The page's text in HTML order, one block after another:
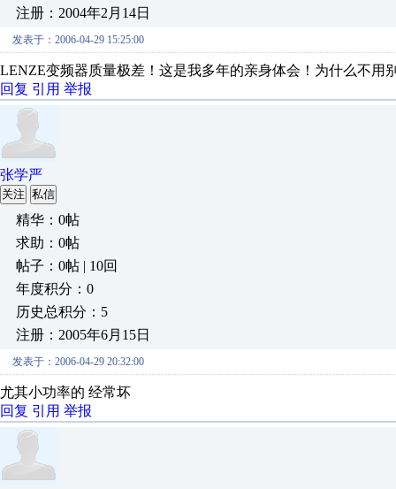
注册：2004年2月14日
发表于：2006-04-29 15:25:00
LENZE变频器质量极差！这是我多年的亲身体会！为什么不用
回复 引用 举报
张学严
关注 私信
精华：0帖
求助：0帖
帖子：0帖 | 10回
年度积分：0
历史总积分：5
注册：2005年6月15日
发表于：2006-04-29 20:32:00
尤其小功率的 经常坏
回复 引用 举报